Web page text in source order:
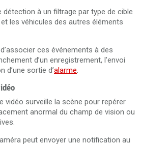
à un filtrage par type de cible
les véhicules des autres éléments
ces événements à des
d’un enregistrement, l’envoi
d’une sortie d’alarme.
vidéo surveille la scène pour repérer
anormal du champ de vision ou
peut envoyer une notification au